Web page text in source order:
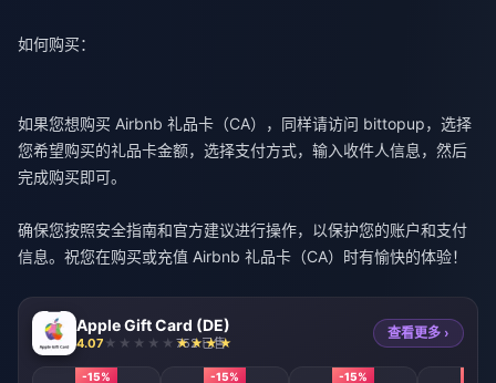
如何购买：
如果您想购买 Airbnb 礼品卡（CA），同样请访问 bittopup，选择
您希望购买的礼品卡金额，选择支付方式，输入收件人信息，然后
完成购买即可。
确保您按照安全指南和官方建议进行操作，以保护您的账户和支付
信息。祝您在购买或充值 Airbnb 礼品卡（CA）时有愉快的体验！
Apple Gift Card (DE)
4.07 752 已售
查看更多 ›
-15% -15% -15%